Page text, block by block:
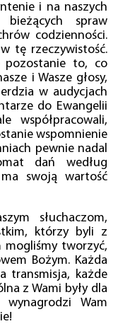
i na naszych
bieżących spraw
codzienności.
tę rzeczywistość.
pozostanie to, co
i Wasze głosy,
w audycjach
do Ewangelii
współpracowali,
wspomnienie
pewnie nadal
dań według
swoją wartość
słuchaczom,
którzy byli z
mogliśmy tworzyć,
Bożym. Każda
transmisja, każde
z Wami były dla
Wam